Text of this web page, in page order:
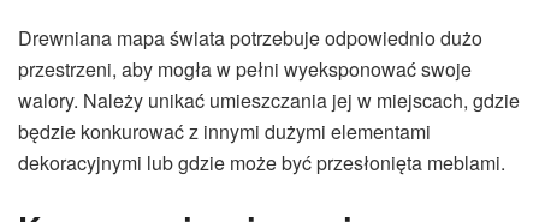
Drewniana mapa świata potrzebuje odpowiednio dużo
przestrzeni, aby mogła w pełni wyeksponować swoje
walory. Należy unikać umieszczania jej w miejscach, gdzie
będzie konkurować z innymi dużymi elementami
dekoracyjnymi lub gdzie może być przesłonięta meblami.